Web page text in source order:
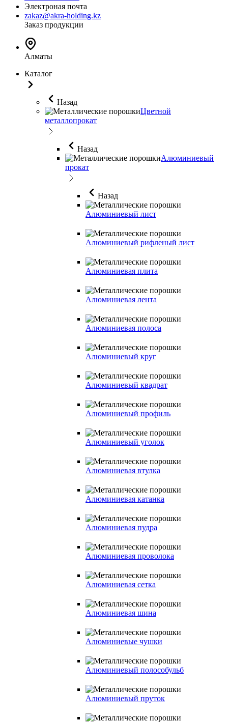
Электроная почта
zakaz@akra-holding.kz
Заказ продукции
Алматы
Каталог
Назад
Цветной
металлопрокат
Назад
Алюминиевый
прокат
Назад
Алюминиевый лист
Алюминиевый рифленый лист
Алюминиевая плита
Алюминиевая лента
Алюминиевая полоса
Алюминиевый круг
Алюминиевый квадрат
Алюминиевый профиль
Алюминиевый уголок
Алюминиевая втулка
Алюминиевая катанка
Алюминиевая пудра
Алюминиевая проволока
Алюминиевая сетка
Алюминиевая шина
Алюминиевые чушки
Алюминиевый полособульб
Алюминиевый пруток